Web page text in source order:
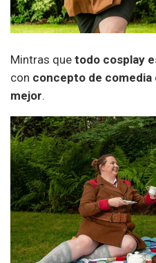
Mintras que todo cosplay
con concepto de comedia
mejor.